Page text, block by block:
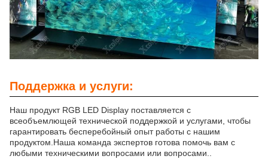
Поддержка и услуги:
Наш продукт RGB LED Display поставляется с
всеобъемлющей технической поддержкой и услугами, чтобы
гарантировать бесперебойный опыт работы с нашим
продуктом.Наша команда экспертов готова помочь вам с
любыми техническими вопросами или вопросами..